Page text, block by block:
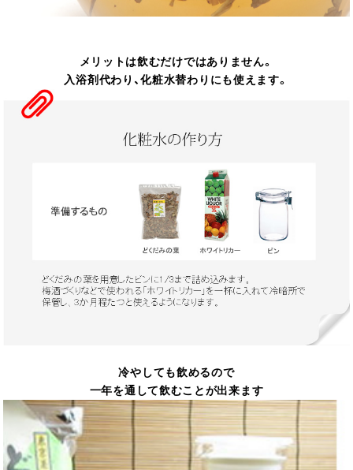
メリットは飲むだけではありません。
入浴剤代わり、化粧水替わりにも使えます。
冷やしても飲めるので
一年を通して飲むことが出来ます